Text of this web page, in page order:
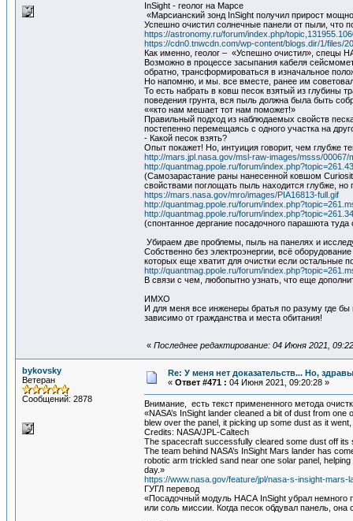
InSight - геолог на Марсе
«Марсианский зонд InSight получил прирост
Успешно очистил солнечные панели от пыли, что
https://astronomy.ru/forum/index.php/
https://cdn0.tnwcdn.com/wp-content/blogs.dir/1/files/
Как именно, геолог – «Успешно очистил», спецы
Возможно в процессе засыпания кабеля
обратно, трансформироваться в изначальное
Но напомню, и мы. все вместе, ранее им
То есть набрать в ковш песок взятый из глубины
поведения грунта, вся пыль должна была быть
««кто нам мешает тот нам поможет!»
Правильный подход из наблюдаемых свойств
постепенно перемещаясь с одного участка на
- Какой песок взять?
Опыт покажет! Но, интуиция говорит, чем глубже
http://mars.jpl.nasa.gov/msl-raw-images/msss/00067/
http://quantmag.ppole.ru/forum/
(Самозарастание раны нанесенной ковшом
свойствами поглощать пыль находится глубже,
https://mars.nasa.gov/mro/images/PIA16813-full.gif
http://quantmag.ppole.ru/forum/
http://quantmag.ppole.ru/forum/
(спонтанное дергание посадочного парашюта
Убираем две проблемы, пыль на панелях и
Собственно без электроэнергии, всё
которых еще хватит для очистки если остальные
http://quantmag.ppole.ru/forum/
В связи с чем, любопытно узнать, что еще
ИМХО
И для меня все инженеры братья по разуму где
зависимо от гражданства и места обитания!
« Последнее редактирование: 04 Июня 2021,
bykovsky
Ветеран
Сообщений: 2878
Re: У меня нет доказательств... Но,
« Ответ #471 : 04 Июня 2021, 09:20:28 »
Внимание, есть текст примененного метода
«NASA’s InSight lander cleaned a bit of dust from
blew over the panel, it picking up some dust as it
Credits: NASA/JPL-Caltech
The spacecraft successfully cleared some dust off its
The team behind NASA’s InSight Mars lander has
robotic arm trickled sand near one solar panel,
day.»
https://www.nasa.gov/feature/jpl/nasa-s-insight-mars-
ГУГЛ перевод
«Посадочный модуль НАСА InSight убрал немного
или соль миссии. Когда песок обдувал панель,